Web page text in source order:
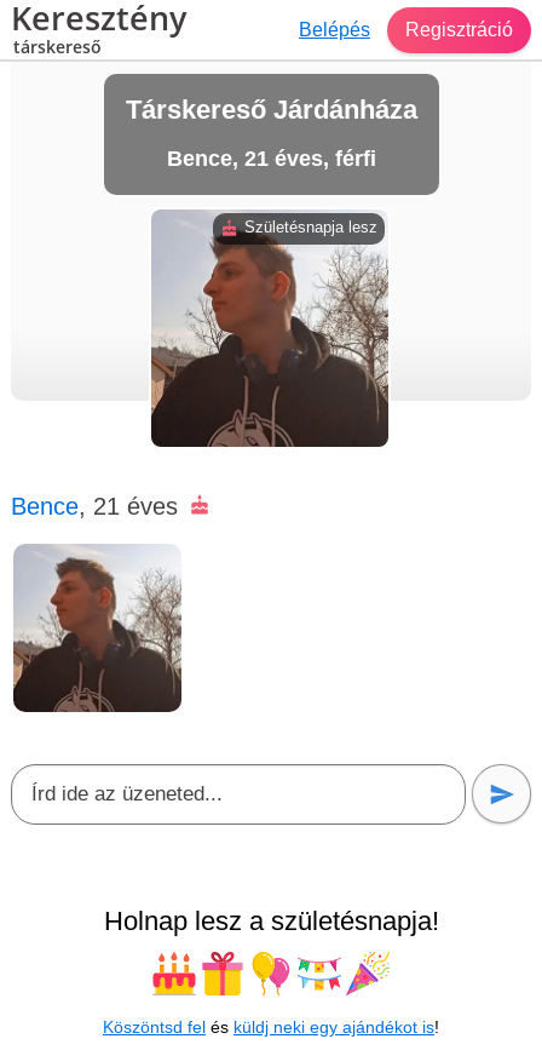
Keresztény
társkereső
Belépés Regisztráció
Társkereső Járdánháza
Bence, 21 éves, férfi
Bence, 21 éves
Holnap lesz a születésnapja!
Köszöntsd fel és küldj neki egy ajándékot is!
Születésnapja lesz